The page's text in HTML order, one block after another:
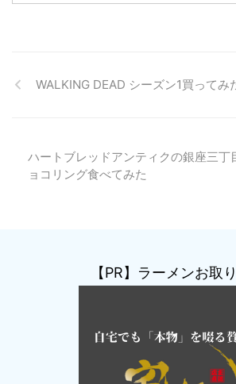
WALKING DEAD シーズン1買ってみ
ハートブレッドアンティクの銀座三丁
ョコリング食べてみた
【PR】ラーメンお取